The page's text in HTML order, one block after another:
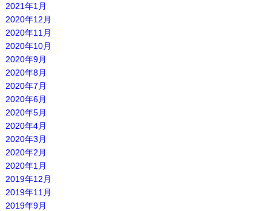
2021年1月
2020年12月
2020年11月
2020年10月
2020年9月
2020年8月
2020年7月
2020年6月
2020年5月
2020年4月
2020年3月
2020年2月
2020年1月
2019年12月
2019年11月
2019年9月